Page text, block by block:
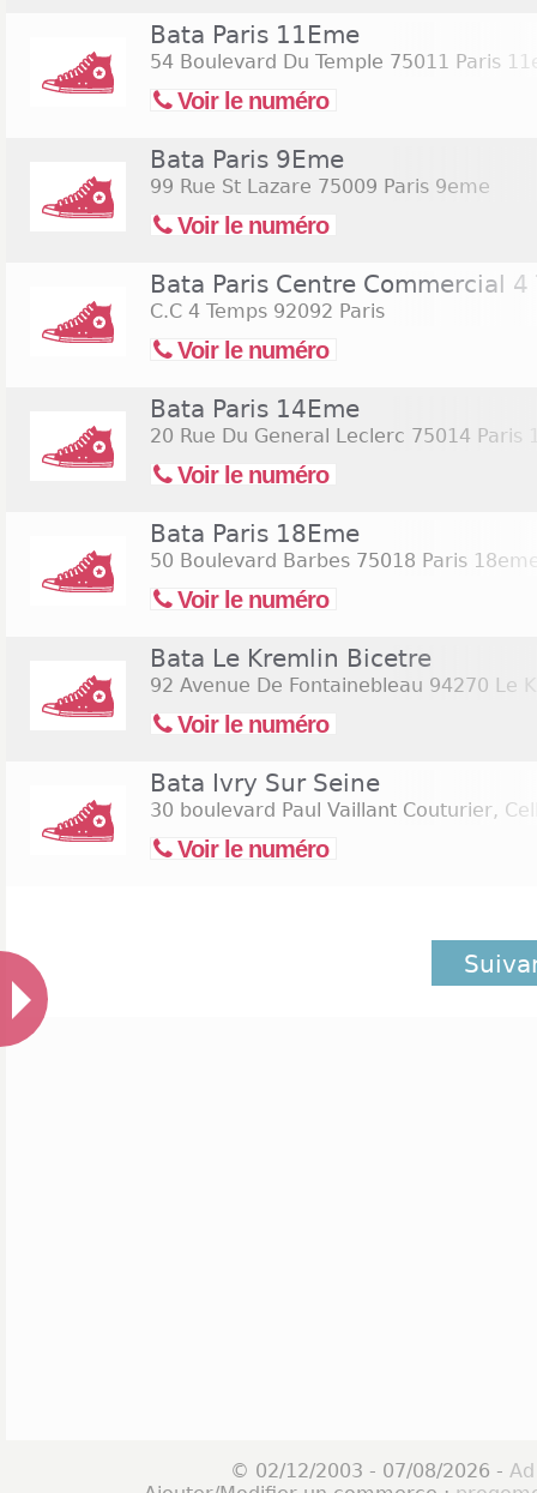
Bata Paris 11Eme
54 Boulevard Du Temple 75011 Paris
Voir le numéro
Bata Paris 9Eme
99 Rue St Lazare 75009 Paris 9eme
Voir le numéro
Bata Paris Centre Commercial 4
C.C 4 Temps 92092 Paris
Voir le numéro
Bata Paris 14Eme
20 Rue Du General Leclerc 75014 Paris
Voir le numéro
Bata Paris 18Eme
50 Boulevard Barbes 75018 Paris
Voir le numéro
Bata Le Kremlin Bicetre
92 Avenue De Fontainebleau 94270 Le
Voir le numéro
Bata Ivry Sur Seine
30 boulevard Paul Vaillant Couturier,
Voir le numéro
© 02/12/2003 - 07/08/2026 -